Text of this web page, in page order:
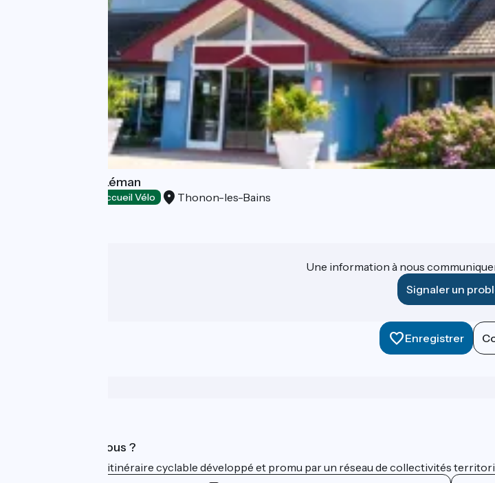
Hôtel Côté Sud Léman
Accueil Vélo Thonon-les-Bains
Une information à nous
Signaler un
Enregistrer
Qui sommes-nous ?
ViaRhôna est un itinéraire cyclable développé et promu par un réseau de collectivités